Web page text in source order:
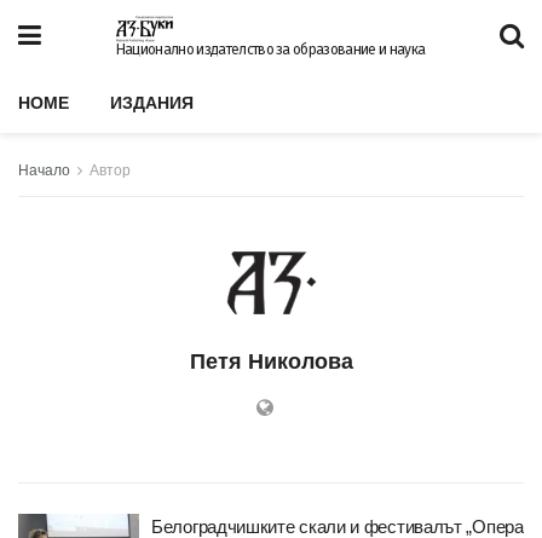
Национално издателство за образование и наука
HOME ИЗДАНИЯ
Начало Автор
Петя Николова
Белоградчишките скали и фестивалът „Опера